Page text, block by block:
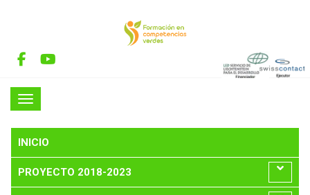
INICIO
PROYECTO 2018-2023